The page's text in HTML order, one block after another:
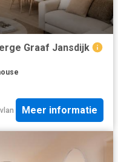
Graaf Jansdijk
Meer informatie